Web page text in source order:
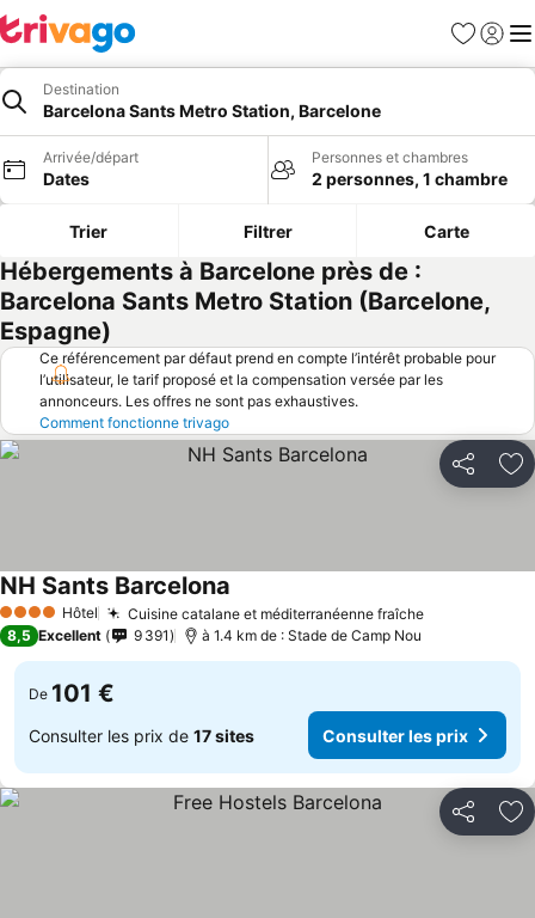
Favoris
Se
Destination
Barcelona Sants Metro Station, Barcelone
Arrivée/départ
Dates
Personnes et chambres
2 personnes, 1 chambre
Trier Filtrer Carte
Hébergements à Barcelone près de :
Barcelona Sants Metro Station (Barcelone,
Espagne)
Ce référencement par défaut prend en compte l’intérêt probable pour
l’utilisateur, le tarif proposé et la compensation versée par les
annonceurs. Les offres ne sont pas exhaustives.
Comment fonctionne trivago
Partager
4 Étoiles Hôtel Cuisine catalane et méditerranéenne fraîche
NH Sants Barcelona
8,5 Excellent 9 391 à 1.4 km de : Stade de Camp Nou
De 101 €
Consulter les prix de 17 sites Consulter les prix
Partager